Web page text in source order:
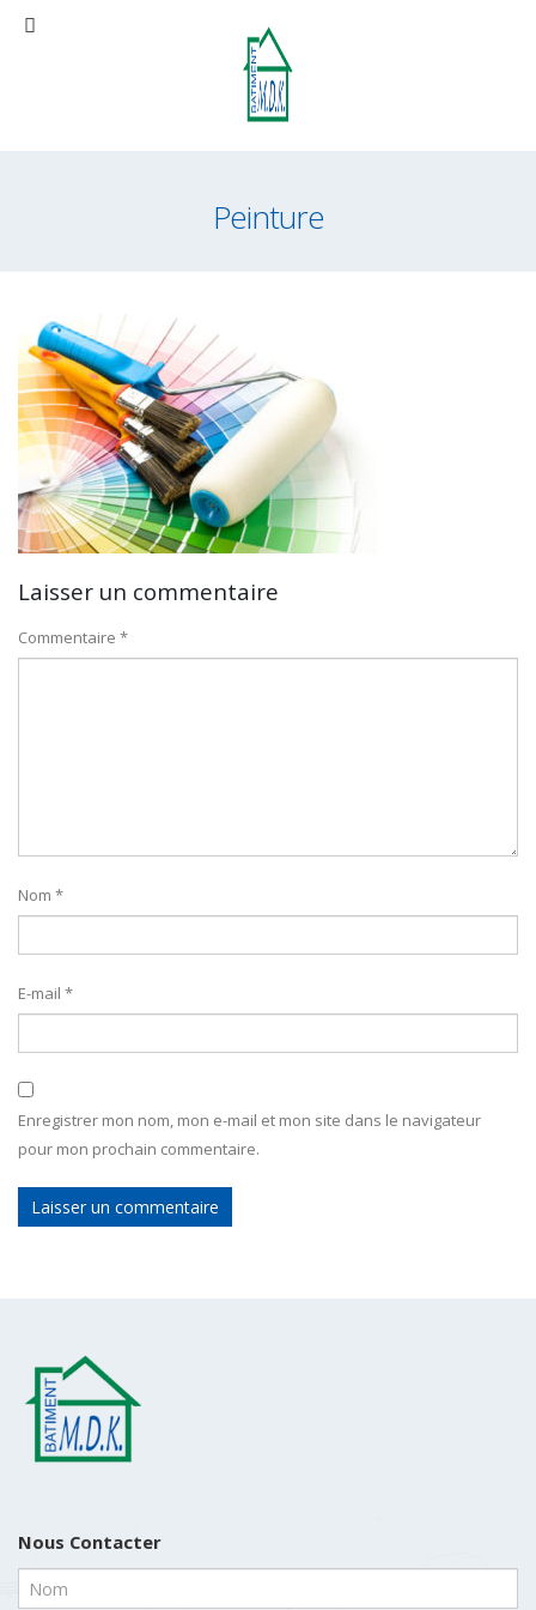
Peinture
Laisser un commentaire
Commentaire *
Nom *
E-mail *
Enregistrer mon nom, mon e-mail et mon site dans le navigateur
pour mon prochain commentaire.
Nous Contacter